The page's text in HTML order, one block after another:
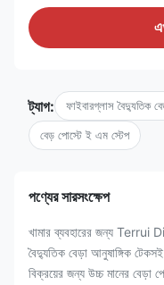
ট্যাগ: ফাইবারগ্লাস বৈদ্যুতিক
বেড় পোস্টে ই এম স্টেপ
পণ্যের সারসংক্ষেপ
খামার ব্যবহারের জন্য
বৈদ্যুতিক বেড়া আনুষাঙ্গিক
বিক্রয়ের জন্য উচ্চ মানের বেড়া